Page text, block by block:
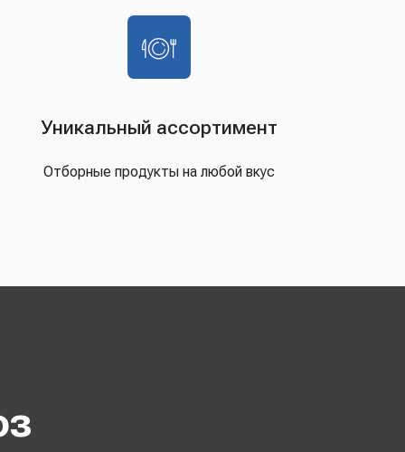
Уникальный ассортимент
Отборные продукты на любой вкус